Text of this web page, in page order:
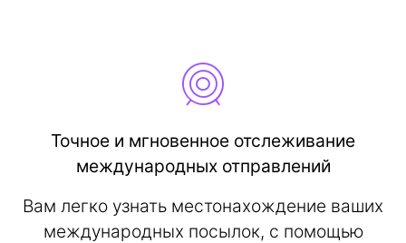
Точное и мгновенное отслеживание
международных отправлений
Вам легко узнать местонахождение ваших
международных посылок, с помощью